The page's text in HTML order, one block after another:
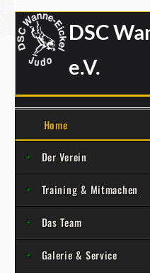
DSC
e.V.
Home
Der Verein
Training & Mitmachen
Das Team
Galerie & Service